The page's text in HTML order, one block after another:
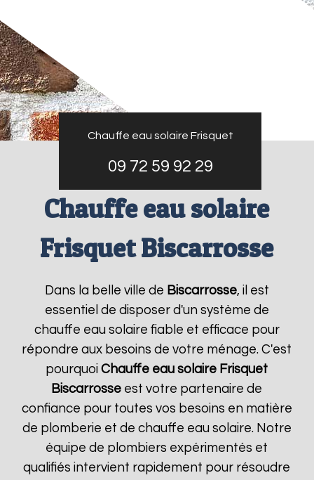
Chauffe eau solaire Frisquet
09 72 59 92 29
Chauffe eau solaire
Frisquet Biscarrosse
Dans la belle ville de Biscarrosse, il est
essentiel de disposer d'un système de
chauffe eau solaire fiable et efficace pour
répondre aux besoins de votre ménage. C'est
pourquoiChauffe eau solaire Frisquet
Biscarrosse est votre partenaire de
confiance pour toutes vos besoins en matière
de plomberie et de chauffe eau solaire. Notre
équipe de plombiers expérimentés et
qualifiés intervient rapidement pour résoudre